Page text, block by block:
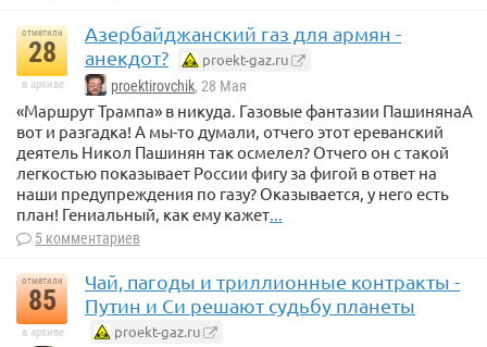
отметили
28
в архиве
Азербайджанский газ для армян -
анекдот?
proekt-gaz.ru
proektirovchik, 28 Мая
«Маршрут Трампа» в никуда. Газовые фантазии ПашинянаА
вот и разгадка! А мы-то думали, отчего этот ереванский
деятель Никол Пашинян так осмелел? Отчего он с такой
легкостью показывает России фигу за фигой в ответ на
наши предупреждения по газу? Оказывается, у него есть
план! Гениальный, как ему кажет...
5 комментариев
отметили
85
в архиве
Чай, пагоды и триллионные контракты -
Путин и Си решают судьбу планеты
proekt-gaz.ru